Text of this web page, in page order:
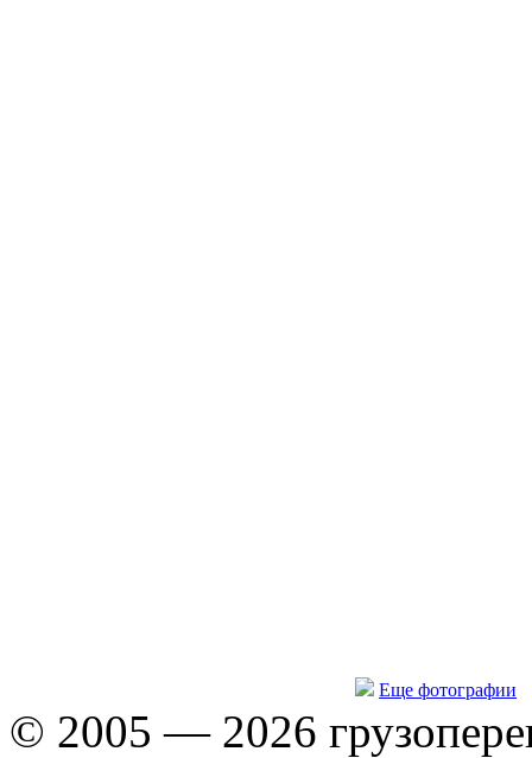
Еще фотографии
© 2005 — 2026